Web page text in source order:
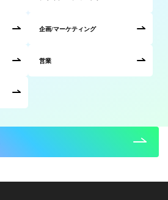
企画/マーケティング
営業